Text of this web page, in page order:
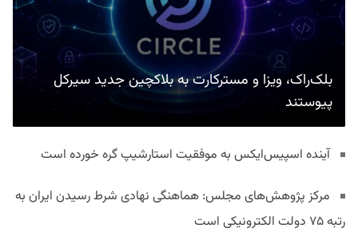
بلک‌راک، ویزا و مسترکارت به بلاکچین جدید سیرکل
پیوستند
آینده اسپیس‌ایکس به موفقیت استارشیپ گره خورده است
مرکز پژوهش‌های مجلس: هماهنگی نهادی شرط رسیدن ایران به
رتبه ۷۵ دولت الکترونیکی است